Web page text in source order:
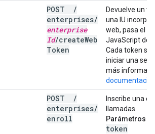
POST
/
enterprises/
enterprise
Id/createWeb
Token
Devuelve un
una IU
web, pasa el
JavaScript de
Cada token
iniciar una
más
POST
/
enterprises/
enroll
Inscribe una
llamadas.
Parámetros
token